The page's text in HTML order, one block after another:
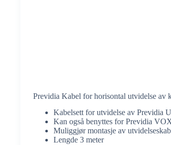
Previdia Kabel for horisontal utvidelse av
Kabelsett for utvidelse av Previdia
Kan også benyttes for Previdia
Muliggjør montasje av
Lengde 3 meter